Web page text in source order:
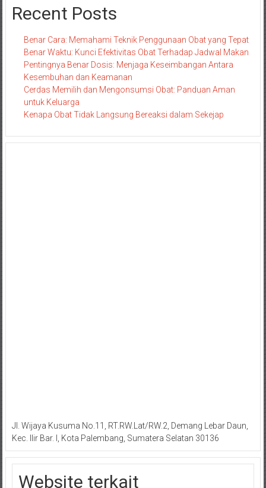
Recent Posts
Benar Cara: Memahami Teknik Penggunaan Obat yang Tepat
Benar Waktu: Kunci Efektivitas Obat Terhadap Jadwal Makan
Pentingnya Benar Dosis: Menjaga Keseimbangan Antara
Kesembuhan dan Keamanan
Cerdas Memilih dan Mengonsumsi Obat: Panduan Aman
untuk Keluarga
Kenapa Obat Tidak Langsung Bereaksi dalam Sekejap
Jl. Wijaya Kusuma No.11, RT.RW.Lat/RW.2, Demang Lebar Daun,
Kec. Ilir Bar. I, Kota Palembang, Sumatera Selatan 30136
Website terkait